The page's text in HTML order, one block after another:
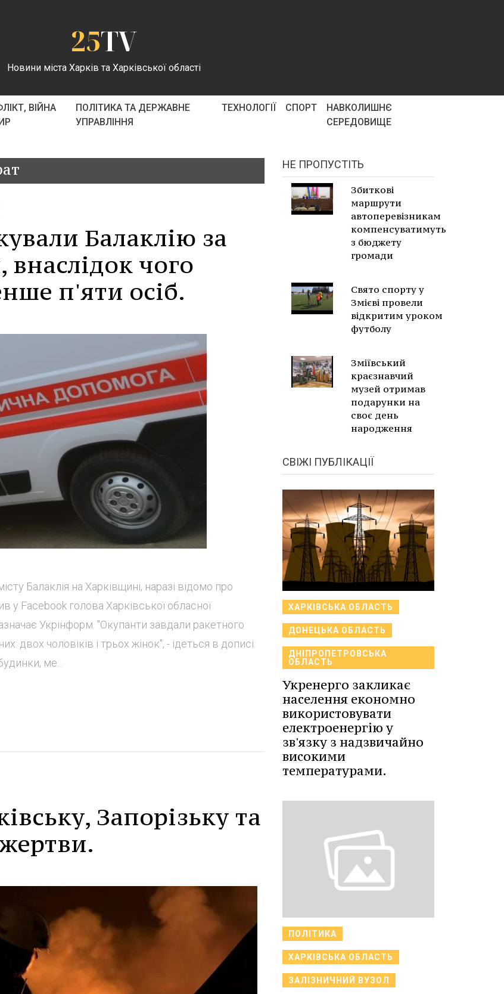
25TV
Новини міста Харків та Харківської області
ВІЙНА
ПОЛІТИКА ТА ДЕРЖАВНЕ
УПРАВЛІННЯ
ТЕХНОЛОГІЇ СПОРТ
НАВКОЛИШНЄ
СЕРЕДОВИЩЕ
Балаклію за
чого
п'яти осіб.
Балаклія на Харківщині, наразі відомо про
Facebook голова Харківської обласної
Укрінформ. "Окупанти завдали ракетного
двох чоловіків і трьох жінок", - ідеться в дописі.
ме...
Запорізьку та
НЕ ПРОПУСТІТЬ
Збиткові
маршрути
автоперевізникам
компенсуватимуть
з бюджету
громади
Свято спорту у
Змієві провели
відкритим уроком
футболу
Зміївський
краєзнавчий
музей отримав
подарунки на
своє день
народження
СВІЖІ ПУБЛІКАЦІЇ
ХАРКІВСЬКА ОБЛАСТЬ
ДОНЕЦЬКА ОБЛАСТЬ
ДНІПРОПЕТРОВСЬКА
ОБЛАСТЬ
Укренерго закликає
населення економно
використовувати
електроенергію у
зв'язку з надзвичайно
високими
температурами.
ПОЛІТИКА
ХАРКІВСЬКА ОБЛАСТЬ
ЗАЛІЗНИЧНИЙ ВУЗОЛ